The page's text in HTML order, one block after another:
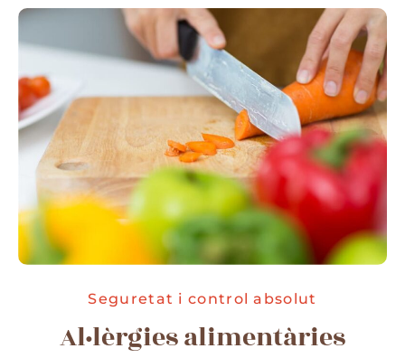
Seguretat i control absolut
Al·lèrgies alimentàries